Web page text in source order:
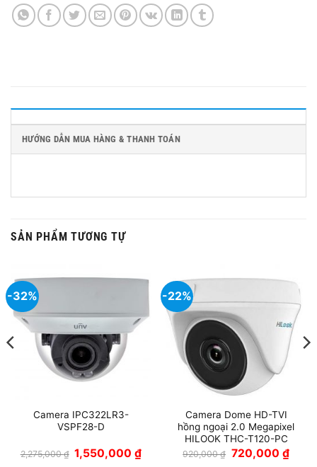
HƯỚNG DẪN MUA HÀNG & THANH TOÁN
SẢN PHẨM TƯƠNG TỰ
-32%
Camera IPC322LR3-
VSPF28-D
2,275,000₫ Giá
gốc
1,550,000₫Giá
-22%
Camera Dome HD-TVI
hồng ngoại 2.0 Megapixel
HILOOK THC-T120-PC
920,000₫ Giá
gốc
720,000 ₫Giá
hiện